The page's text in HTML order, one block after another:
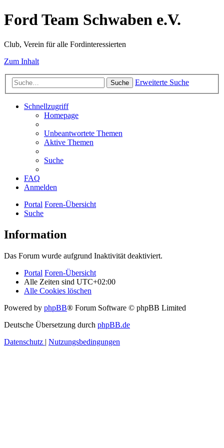
Ford Team Schwaben e.V.
Club, Verein für alle Fordinteressierten
Zum Inhalt
Suche Erweiterte Suche
Schnellzugriff
Homepage
Unbeantwortete Themen
Aktive Themen
Suche
FAQ
Anmelden
Portal Foren-Übersicht
Suche
Information
Das Forum wurde aufgrund Inaktivität deaktiviert.
Portal Foren-Übersicht
Alle Zeiten sind UTC+02:00
Alle Cookies löschen
Powered by phpBB® Forum Software © phpBB Limited
Deutsche Übersetzung durch phpBB.de
Datenschutz | Nutzungsbedingungen